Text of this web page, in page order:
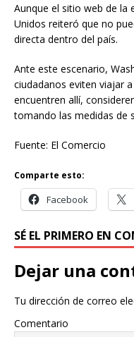
Aunque el sitio web de la
Unidos reiteró que no
directa dentro del país.
Ante este escenario,
ciudadanos eviten viajar
encuentren allí,
tomando las medidas de
Fuente: El Comercio
Comparte esto:
Facebook
SÉ EL PRIMERO EN
Dejar una
Tu dirección de correo
Comentario